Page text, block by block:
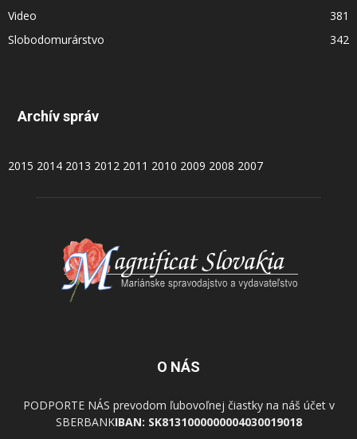
Video
381
Slobodomurárstvo
342
Archív správ
2015 2014 2013 2012 2011 2010 2009 2008 2007
O NÁS
PODPORTE NÁS prevodom ľubovoľnej čiastky na náš účet v
SBERBANKIBAN: SK8131000000004030019018